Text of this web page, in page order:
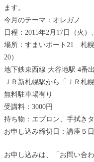
ます。
今月のテーマ：オレガノ
日程：2015年2月17日（火）
場所：すまいポート21 札
20）
地下鉄東西線 大谷地駅 4番
ＪＲ新札幌駅から「ＪＲ札
無料駐車場有り
受講料：3000円
持ち物：エプロン、手拭き
お申し込み締切日：講座５
お申し込みは、「お問い合